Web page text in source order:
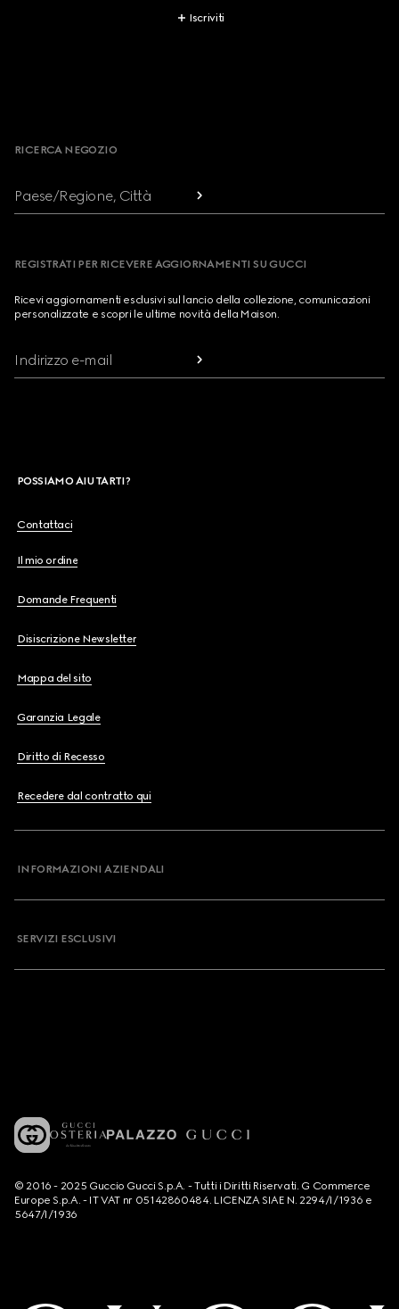
Iscriviti
RICERCA NEGOZIO
Paese/Regione, Città
REGISTRATI PER RICEVERE AGGIORNAMENTI SU GUCCI
Ricevi aggiornamenti esclusivi sul lancio della collezione, comunicazioni
personalizzate e scopri le ultime novità della Maison.
Indirizzo e-mail
POSSIAMO AIUTARTI?
Contattaci
Il mio ordine
Domande Frequenti
Disiscrizione Newsletter
Mappa del sito
Garanzia Legale
Diritto di Recesso
Recedere dal contratto qui
INFORMAZIONI AZIENDALI
SERVIZI ESCLUSIVI
© 2016 - 2025 Guccio Gucci S.p.A. - Tutti i Diritti Riservati. G Commerce
Europe S.p.A. - IT VAT nr 05142860484. LICENZA SIAE N. 2294/I/1936 e
5647/I/1936